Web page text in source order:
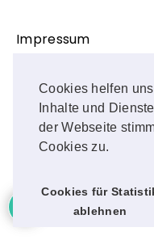
Cookies helfen
Inhalte und
der Webseite
Cookies zu.
Cookies für
ablehnen
Impressum
Datenschutz
Haftungshinweis /